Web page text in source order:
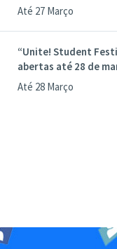
Até 27 Março
“Unite! Student
abertas até 28 de
Até 28 Março